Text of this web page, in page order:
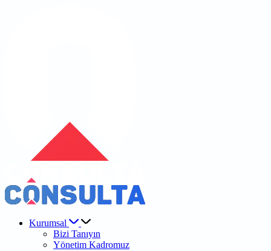
Kurumsal
Bizi Tanıyın
Yönetim Kadromuz